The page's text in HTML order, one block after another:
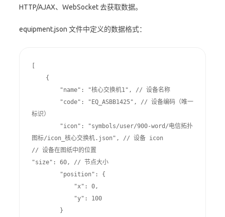
HTTP/AJAX、WebSocket 去获取数据。
equipment.json 文件中定义的数据格式：
标识）
图标/icon_核心交换机.json", // 设备 icon
// 设备在图纸中的位置
"size": 60, // 节点大小